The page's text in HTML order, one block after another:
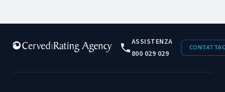
ASSISTENZA
800 029 029